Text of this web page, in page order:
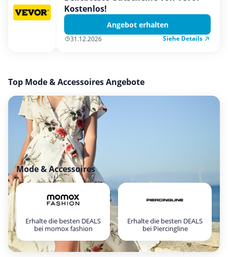
Kostenlos!
Angebot erhalten
31.12.2026 Siehe Details
Top Mode & Accessoires Angebote
Mode & Accessoires
Erhalte die besten DEALS
bei momox fashion
Erhalte die besten DEALS
bei Piercingline